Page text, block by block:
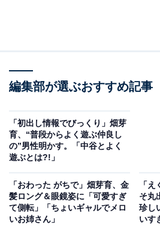
編集部が選ぶおすすめ記事
「初出し情報でびっくり」畑芽
育、“普段からよく遊ぶ仲良し
の”男性明かす。「中谷とよく
遊ぶとは?!」
「おわった がちで」畑芽育、金
髪ロング＆眼鏡姿に「可愛すぎ
て側転」「ちょいギャルでメロ
いお姉さん」
「
そ丸
珍し
いす